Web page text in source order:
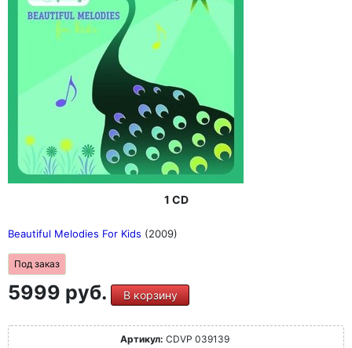
1 CD
Beautiful Melodies For Kids (2009)
Под заказ
5999 руб. В корзину
Артикул: CDVP 039139